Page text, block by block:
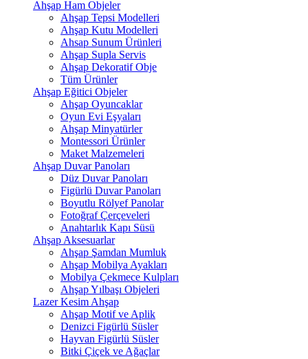
Ahşap Ham Objeler
Ahşap Tepsi Modelleri
Ahşap Kutu Modelleri
Ahsap Sunum Ürünleri
Ahşap Supla Servis
Ahşap Dekoratif Obje
Tüm Ürünler
Ahşap Eğitici Objeler
Ahşap Oyuncaklar
Oyun Evi Eşyaları
Ahşap Minyatürler
Montessori Ürünler
Maket Malzemeleri
Ahşap Duvar Panoları
Düz Duvar Panoları
Figürlü Duvar Panoları
Boyutlu Rölyef Panolar
Fotoğraf Çerçeveleri
Anahtarlık Kapı Süsü
Ahşap Aksesuarlar
Ahşap Şamdan Mumluk
Ahşap Mobilya Ayakları
Mobilya Çekmece Kulpları
Ahşap Yılbaşı Objeleri
Lazer Kesim Ahşap
Ahşap Motif ve Aplik
Denizci Figürlü Süsler
Hayvan Figürlü Süsler
Bitki Çiçek ve Ağaçlar